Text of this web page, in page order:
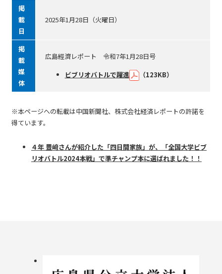
掲
載
日
2025年1月28日（火曜日）
掲
載
媒
体
広島經濟レポート 令和7年1月28日号
ビブリオバトルで躍進
（123KB）
※本ページへの転載は中国新聞社、株式会社経済レポートの許諾を
得ています。
４年 豊﨑さんが紹介した「四日間家族」が、「全国大学ビブ
リオバトル2024本戦」で準チャンプ本に選ばれました！！